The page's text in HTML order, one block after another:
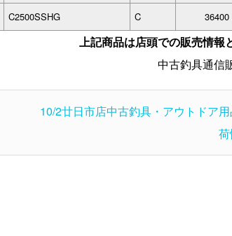
C2500SSHG C 36400
上記商品は店頭での販売情報
中古釣具通信
10/2廿日市店中古釣具・アウトドア用